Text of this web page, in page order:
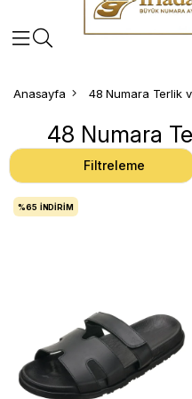
Anasayfa 48 Numara Terlik
48 Numara
Filtreleme
%65 İNDIRIM